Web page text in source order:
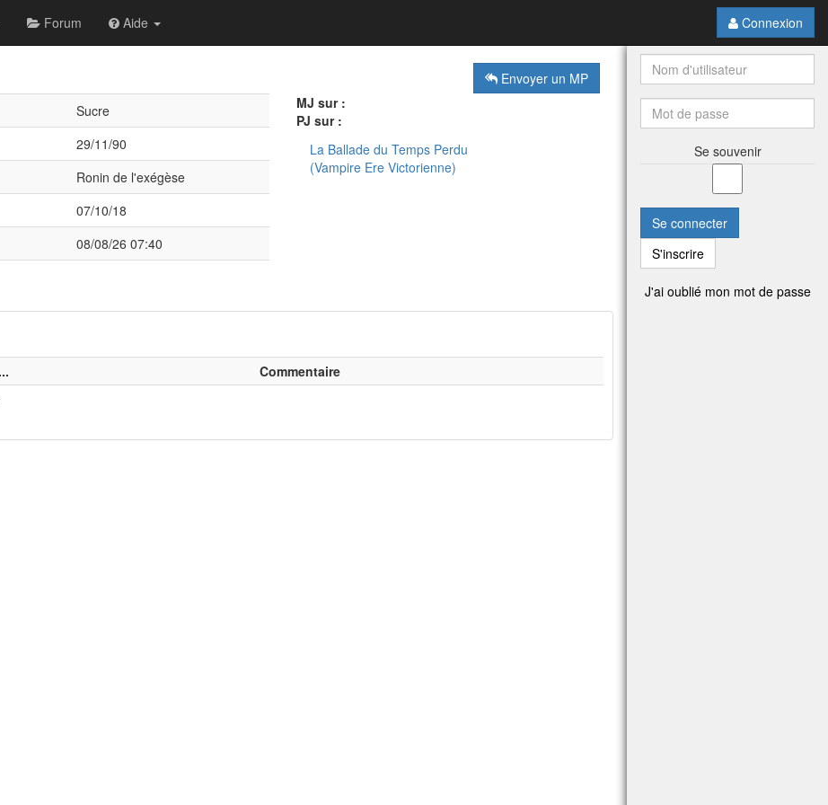
Forum Aide Connexion
Envoyer un MP
Sucre
29/11/90
Ronin de l'exégèse
07/10/18
08/08/26 07:40
MJ sur :
PJ sur :
La Ballade du Temps Perdu
(Vampire Ere Victorienne)
Commentaire
Se souvenir
Se connecter
S'inscrire
J'ai oublié mon mot de passe